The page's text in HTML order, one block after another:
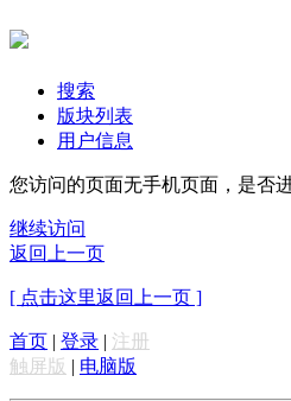
搜索
版块列表
用户信息
您访问的页面无手机页面，是否
继续访问
返回上一页
[ 点击这里返回上一页 ]
首页 | 登录 | 注册
触屏版 | 电脑版